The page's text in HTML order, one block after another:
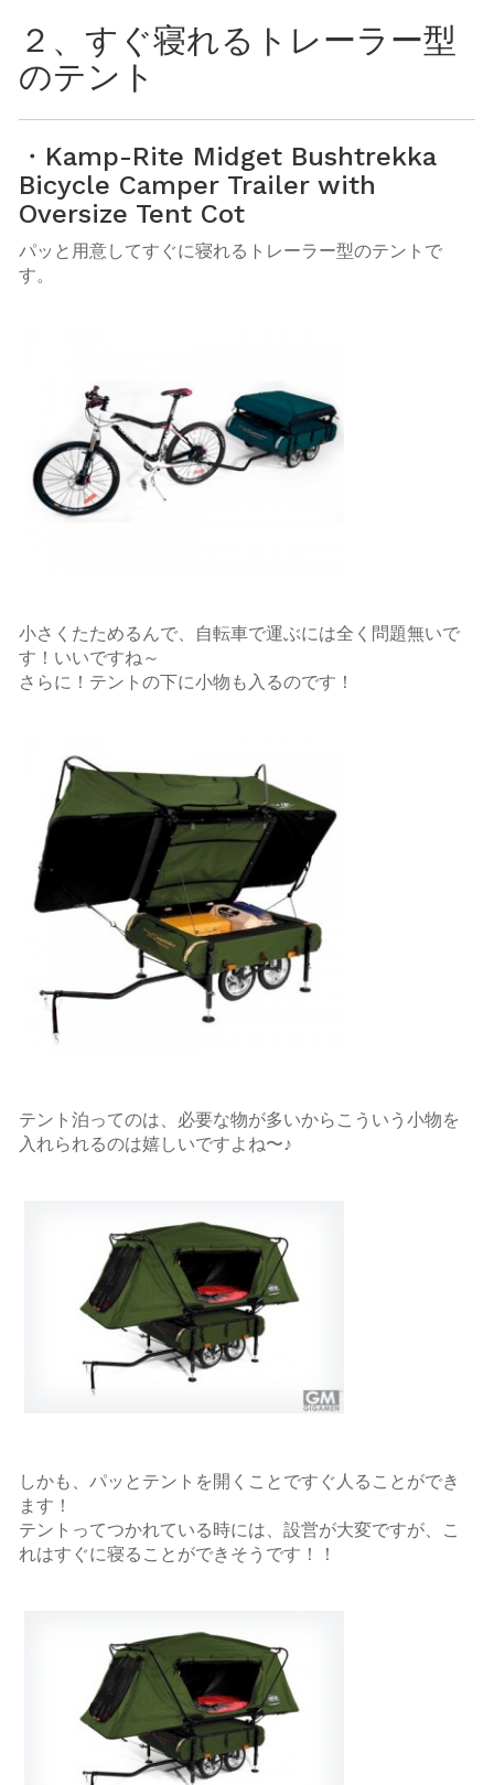
２、すぐ寝れるトレーラー型
のテント
・Kamp-Rite Midget Bushtrekka
Bicycle Camper Trailer with
Oversize Tent Cot
パッと用意してすぐに寝れるトレーラー型のテントで
す。
小さくたためるんで、自転車で運ぶには全く問題無いで
す！いいですね～
さらに！テントの下に小物も入るのです！
テント泊ってのは、必要な物が多いからこういう小物を
入れられるのは嬉しいですよね〜♪
しかも、パッとテントを開くことですぐ人ることができ
ます！
テントってつかれている時には、設営が大変ですが、こ
れはすぐに寝ることができそうです！！